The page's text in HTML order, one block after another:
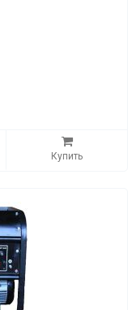
Купить